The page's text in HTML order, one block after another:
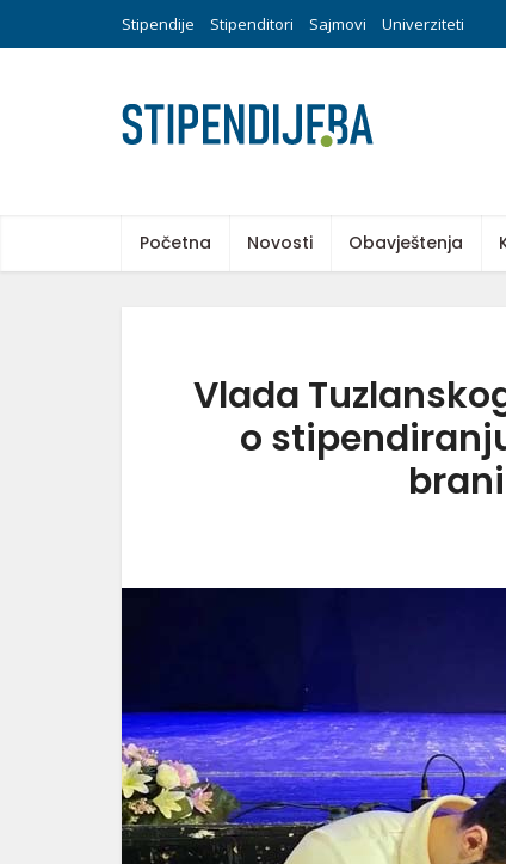
Stipendije Stipenditori Sajmovi Univerziteti
Početna Novosti Obavještenja
Vlada
o